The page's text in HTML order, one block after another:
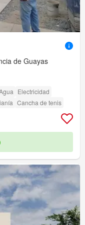
de Guayas
Electricidad
Cancha de tenis